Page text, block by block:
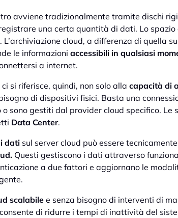
avviene tradizionalmente tramite dischi
una certa quantità di dati. Lo
. L’archiviazione cloud, a differenza di quella
le informazioni accessibili in qualsiasi
a internet.
si riferisce, quindi, non solo alla capacità di
di dispositivi fisici. Basta una
sono gestiti dal provider cloud specifico. Le
Data Center.
dati sul server cloud può essere
Questi gestiscono i dati attraverso
a due fattori e aggiornano le
scalabilee senza bisogno di interventi di
di ridurre i tempi di inattività del